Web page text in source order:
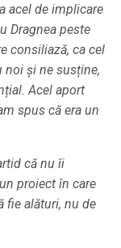
acel de implicare
Dragnea peste
consiliază, ca cel
noi și ne susține,
Acel aport
spus că era un
că nu îi
proiect în care
fie alături, nu de